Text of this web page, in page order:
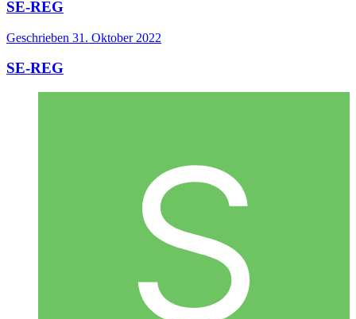
SE-REG
Geschrieben 31. Oktober 2022
SE-REG